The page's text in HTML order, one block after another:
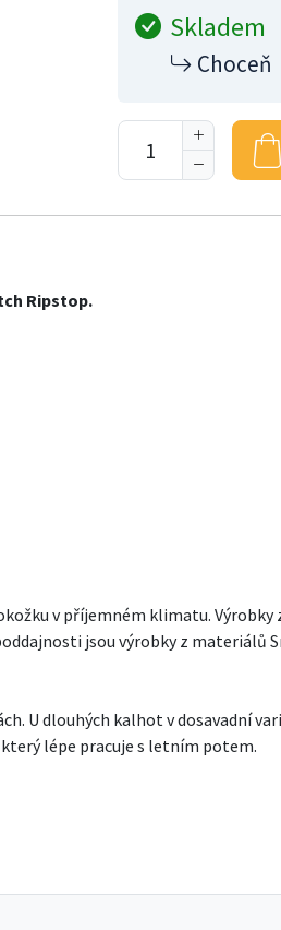
Skladem
Choceň
Ripstop.
v příjemném klimatu.
jsou výrobky z
U dlouhých kalhot v dosavadní
lépe pracuje s letním potem.